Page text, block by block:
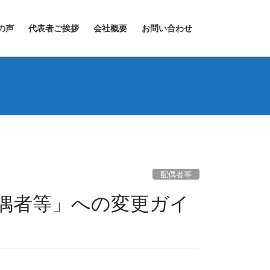
声 代表者ご挨拶 会社概要 お問い合わせ
配偶者等
者等」への変更ガイ